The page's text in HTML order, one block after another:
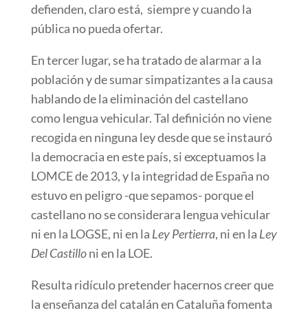
defienden, claro está, siempre y cuando la
pública no pueda ofertar.
En tercer lugar, se ha tratado de alarmar a la
población y de sumar simpatizantes a la causa
hablando de la eliminación del castellano
como lengua vehicular. Tal definición no viene
recogida en ninguna ley desde que se instauró
la democracia en este país, si exceptuamos la
LOMCE de 2013, y la integridad de España no
estuvo en peligro -que sepamos- porque el
castellano no se considerara lengua vehicular
ni en la LOGSE, ni en la Ley Pertierra, ni en la Ley
Del Castilloni en la LOE.
Resulta ridículo pretender hacernos creer que
la enseñanza del catalán en Cataluña fomenta